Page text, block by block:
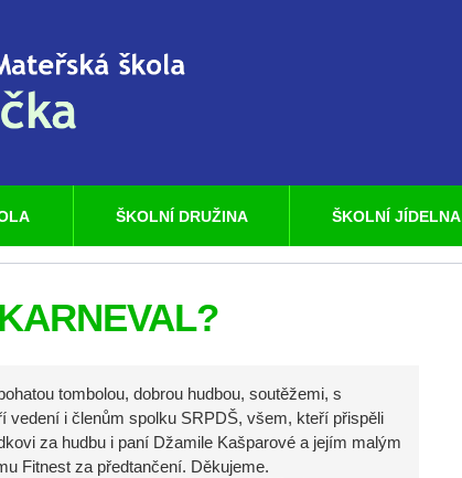
tombolou, dobrou hudbou, soutěžemi, s
i členům spolku SRPDŠ, všem, kteří přispěli
za hudbu i paní Džamile Kašparové a jejím malým
Fitnest za předtančení. Děkujeme.
ŠKOLNÍ DRUŽINA ŠKOLNÍ JÍDELNA